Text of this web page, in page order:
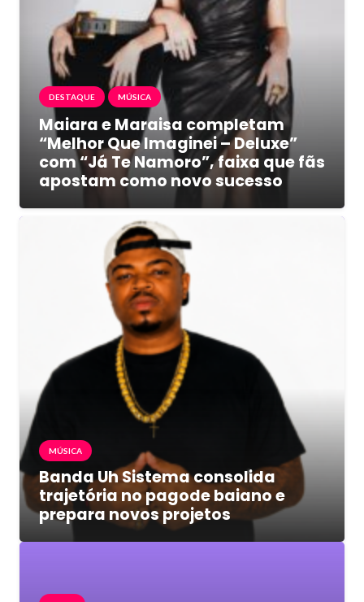
DESTAQUE MÚSICA
Maiara e Maraisa completam
“Melhor Que Imaginei – Deluxe”
com “Já Te Namoro”, faixa que fãs
apostam como novo sucesso
MÚSICA
Banda Uh Sistema consolida
trajetória no pagode baiano e
prepara novos projetos